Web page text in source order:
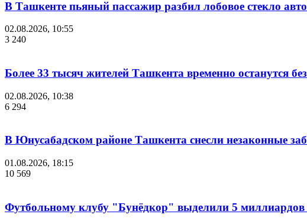
В Ташкенте пьяный пассажир разбил лобовое стекло
02.08.2026, 10:55
3 240
Более 33 тысяч жителей Ташкента временно останутся
02.08.2026, 10:38
6 294
В Юнусабадском районе Ташкента снесли незаконные
01.08.2026, 18:15
10 569
Футбольному клубу "Бунёдкор" выделили 5 миллиардов